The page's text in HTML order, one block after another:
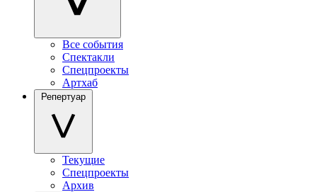
Все события
Спектакли
Спецпроекты
Артхаб
Репертуар
Текущие
Спецпроекты
Архив